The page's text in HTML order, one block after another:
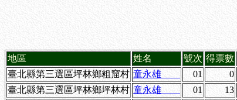
地區 姓名 號次 得票數
臺北縣第三選區坪林鄉粗窟村 童永雄 01 0
臺北縣第三選區坪林鄉坪林村 童永雄 01 13